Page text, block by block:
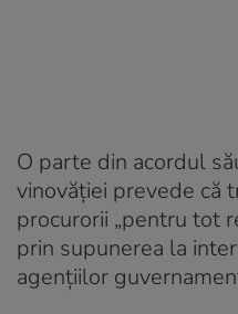
O parte din acordul
vinovăției prevede că
procurorii „pentru tot
prin supunerea la
agențiilor